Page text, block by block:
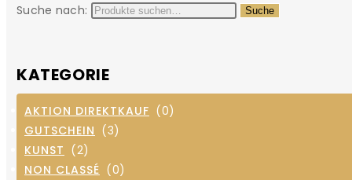
Suche nach: Suche
KATEGORIE
AKTION DIREKTKAUF (0)
GUTSCHEIN (3)
KUNST (2)
NON CLASSÉ (0)